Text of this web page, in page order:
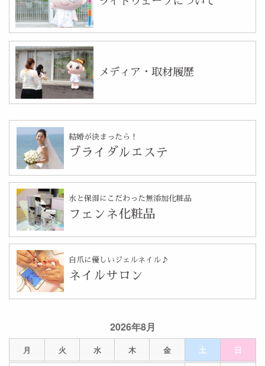
2026年8月
月 火 水 木 金 土 日
メディア・取材履歴
結婚が決まったら！
ブライダルエステ
水と保湿にこだわった無添加化粧品
フェンネ化粧品
自爪に優しいジェルネイル♪
ネイルサロン